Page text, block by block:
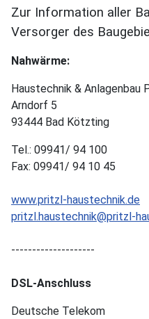
Zur Information aller
Versorger des
Nahwärme:
Haustechnik & Anlagenbau
Arndorf 5
93444 Bad Kötzting
Tel.: 09941/ 94 100
Fax: 09941/ 94 10 45
www.pritzl-haustechnik.de
pritzl.haustechnik@pritzl-
--------------------
DSL-Anschluss
Deutsche Telekom